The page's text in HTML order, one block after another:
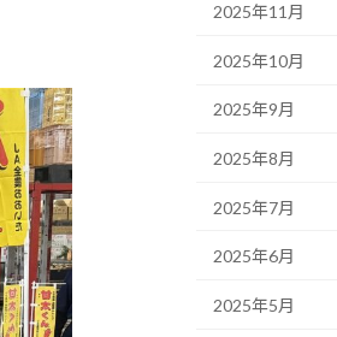
2025年11月
2025年10月
2025年9月
2025年8月
2025年7月
2025年6月
2025年5月